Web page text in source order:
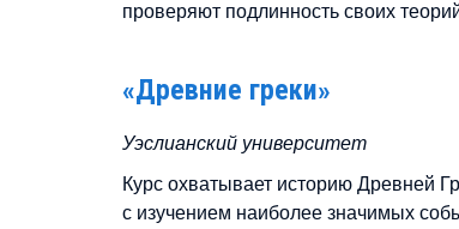
проверяют подлинность своих
«Древние греки»
Уэслианский университет
Курс охватывает историю Древней
с изучением наиболее значимых